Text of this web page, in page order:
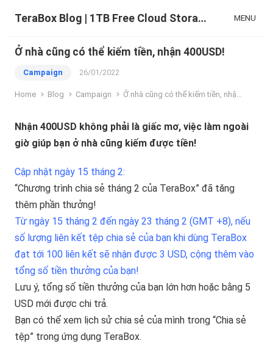
TeraBox Blog | 1TB Free Cloud Storage & All-in-One AI Space MENU
Ở nhà cũng có thể kiếm tiền, nhận 400USD!
Campaign 26/01/2022
Home Blog Campaign Ở nhà cũng có thể kiếm tiền, nhận 400USD!
Nhận 400USD không phải là giấc mơ, việc làm ngoài
giờ giúp bạn ở nhà cũng kiếm được tiền!
Cập nhật ngày 15 tháng 2:
“Chương trình chia sẻ tháng 2 của TeraBox” đã tăng
thêm phần thưởng!
Từ ngày 15 tháng 2 đến ngày 23 tháng 2 (GMT +8), nếu
số lượng liên kết tệp chia sẻ của bạn khi dùng TeraBox
đạt tới 100 liên kết sẽ nhận được 3 USD, cộng thêm vào
tổng số tiền thưởng của bạn!
Lưu ý, tổng số tiền thưởng của bạn lớn hơn hoặc bằng 5
USD mới được chi trả.
Bạn có thể xem lịch sử chia sẻ của mình trong “Chia sẻ
tệp” trong ứng dụng TeraBox.